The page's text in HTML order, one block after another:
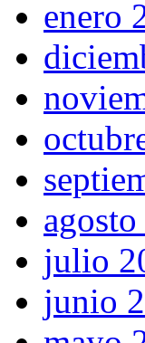
enero
julio
junio